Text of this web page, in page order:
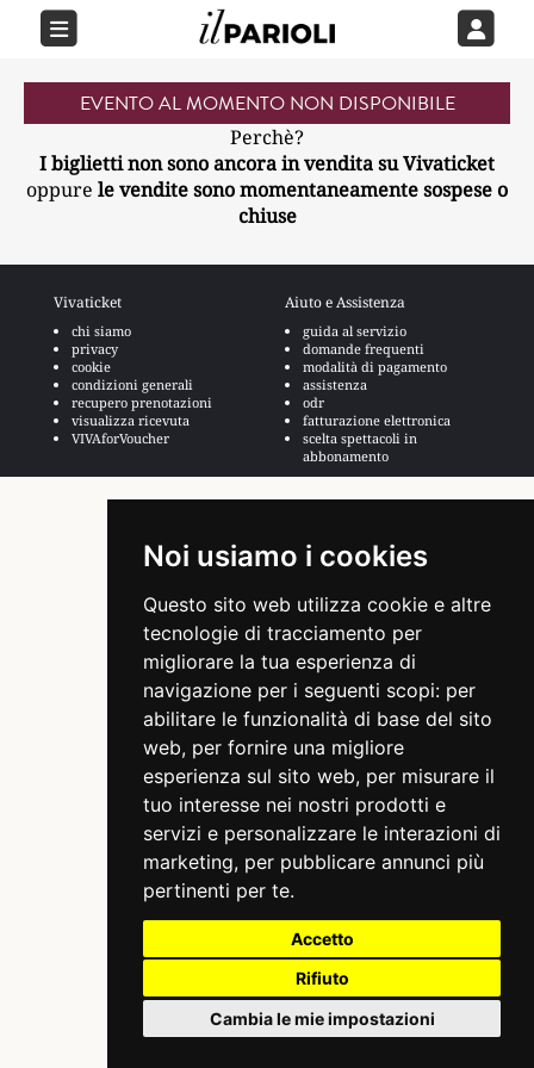
Noi usiamo i cookies
Questo sito web utilizza cookie e altre
tecnologie di tracciamento per
migliorare la tua esperienza di
navigazione per i seguenti scopi: per
abilitare le funzionalità di base del sito
web, per fornire una migliore
esperienza sul sito web, per misurare il
tuo interesse nei nostri prodotti e
servizi e personalizzare le interazioni di
marketing, per pubblicare annunci più
pertinenti per te.
Accetto
Rifiuto
Cambia le mie impostazioni
EVENTO AL MOMENTO NON DISPONIBILE
Perchè?
I biglietti non sono ancora in vendita su Vivaticket
oppure le vendite sono momentaneamente sospese o
chiuse
Vivaticket
chi siamo
privacy
cookie
condizioni generali
recupero prenotazioni
visualizza ricevuta
VIVAforVoucher
Aiuto e Assistenza
guida al servizio
domande frequenti
modalità di pagamento
assistenza
odr
fatturazione elettronica
scelta spettacoli in
abbonamento